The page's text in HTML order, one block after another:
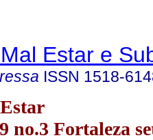
Estar e
ISSN 1518-
no.3 Fortaleza